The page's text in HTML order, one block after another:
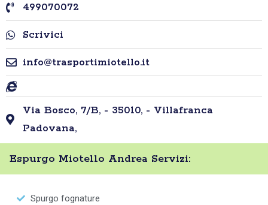
499070072
Scrivici
info@trasportimiotello.it
Via Bosco, 7/B, - 35010, - Villafranca
Padovana,
Espurgo Miotello Andrea Servizi:
Spurgo fognature